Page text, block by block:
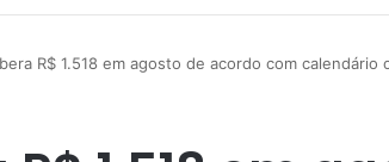
R$ 1.518 em agosto de acordo com calendário